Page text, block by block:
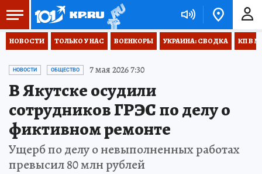
НОВОСТИ ТОЛЬКО У НАС ВОЕНКОРЫ УКРАИНА: СВОДКА КП В
НОВОСТИ ОБЩЕСТВО 7 мая 2026 7:30
В Якутске осудили
сотрудников ГРЭС по делу о
фиктивном ремонте
Ущерб по делу о невыполненных работах
превысил 80 млн рублей